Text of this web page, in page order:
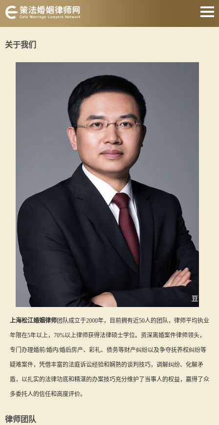
财产分割律师
抚养权律师
涉外婚姻律师
遗产继承律师
关于我们
关于我们
上海松江婚姻律师团队成立于2000年，目前拥有近50人的团队，律师平均执业
年限在5年以上，70%以上律师获得法律硕士学位。资深离婚案件律师领头，
专门办理婚前/婚内/婚后房产、彩礼、债务等财产纠纷以及争夺抚养权纠纷等
疑难案件，凭借丰富的法庭诉讼经验和娴熟的谈判技巧，调解纠纷、化解矛
盾，以扎实的法律功底和精湛的办案技巧充分维护了当事人的权益，赢得了众
多委托人的信任和高度评价。
律师团队